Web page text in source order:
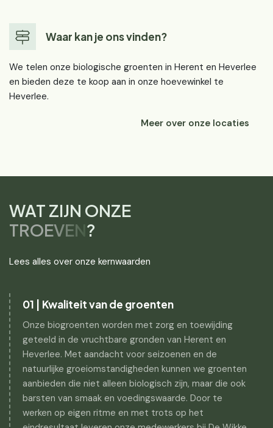
Waar kan je ons vinden?
We telen onze biologische groenten in Herent en Heverlee
en bieden deze te koop aan in onze hoevewinkel te
Heverlee.
Meer over onze locaties
WAT ZIJN ONZE
TROEVEN?
Lees alles over onze kernwaarden
01 | Kwaliteit van de groenten
Onze biogroenten worden met zorg en toewijding
geteeld in de vruchtbare gronden van Herent en
Heverlee. Met aandacht voor seizoenen en de
natuurlijke groeiomstandigheden kunnen we groenten
aanbieden die niet alleen biologisch zijn, maar die ook
barsten van smaak en voedingswaarde. Door te
werken op eigen ritme en met trots op het